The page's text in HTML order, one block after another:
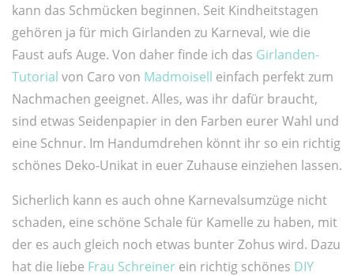
kann das Schmücken beginnen. Seit Kindheitstagen
gehören ja für mich Girlanden zu Karneval, wie die
Faust aufs Auge. Von daher finde ich das Girlanden-
Tutorial von Caro von Madmoisell einfach perfekt zum
Nachmachen geeignet. Alles, was ihr dafür braucht,
sind etwas Seidenpapier in den Farben eurer Wahl und
eine Schnur. Im Handumdrehen könnt ihr so ein richtig
schönes Deko-Unikat in euer Zuhause einziehen lassen.
Sicherlich kann es auch ohne Karnevalsumzüge nicht
schaden, eine schöne Schale für Kamelle zu haben, mit
der es auch gleich noch etwas bunter Zohus wird. Dazu
hat die liebe Frau Schreiner ein richtig schönes DIY